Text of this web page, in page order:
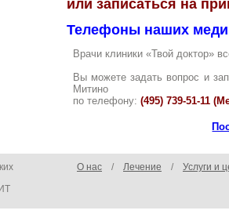
или записаться на
Телефоны наших
Врачи клиники «Твой доктор»
Вы можете задать вопрос и
Митино
по телефону: (495) 739-51-11
О нас / Лечение / Услуги и